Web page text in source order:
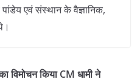
पांडेय एवं संस्थान के वैज्ञानिक,
विमोचन किया CM धामी ने